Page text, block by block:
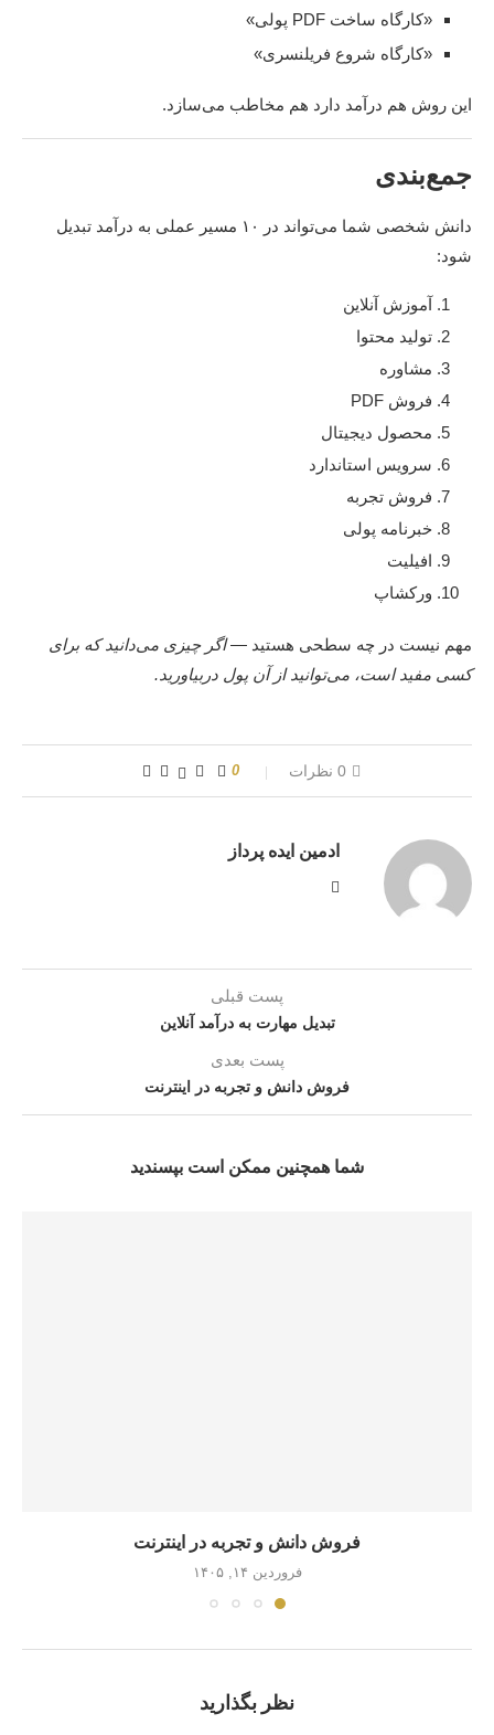
«کارگاه ساخت PDF پولی»
«کارگاه شروع فریلنسری»
این روش هم درآمد دارد هم مخاطب می‌سازد.
جمع‌بندی
دانش شخصی شما می‌تواند در ۱۰ مسیر عملی به درآمد تبدیل
شود:
آموزش آنلاین
تولید محتوا
مشاوره
فروش PDF
محصول دیجیتال
سرویس استاندارد
فروش تجربه
خبرنامه پولی
افیلیت
ورکشاپ
مهم نیست در چه سطحی هستید —اگر چیزی می‌دانید که برای
کسی مفید است، می‌توانید از آن پول دربیاورید.
0 نظرات 0
ادمین ایده پرداز
پست قبلی
تبدیل مهارت به درآمد آنلاین
پست بعدی
فروش دانش و تجربه در اینترنت
شما همچنین ممکن است بپسندید
فروش دانش و تجربه در اینترنت
فروردین ۱۴, ۱۴۰۵
نظر بگذارید